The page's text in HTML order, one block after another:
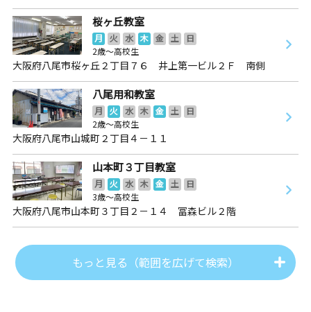
桜ヶ丘教室
月 火 水 木 金 土
日
2歳～高校生
大阪府八尾市桜ヶ丘２丁目７６ 井上第一ビル２Ｆ 南側
八尾用和教室
月 火 水 木 金 土
日
2歳～高校生
大阪府八尾市山城町２丁目４－１１
山本町３丁目教室
月 火 水 木 金 土
日
3歳～高校生
大阪府八尾市山本町３丁目２－１４ 冨森ビル２階
もっと見る（範囲を広げて検索）